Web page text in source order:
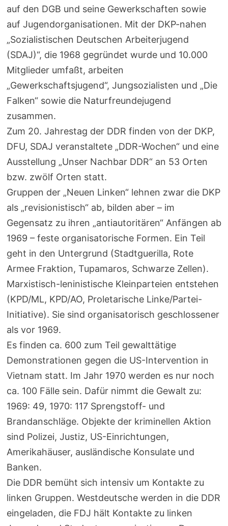
auf den DGB und seine Gewerkschaften sowie
auf Jugendorganisationen. Mit der DKP-nahen
„Sozialistischen Deutschen Arbeiterjugend
(SDAJ)“, die 1968 gegründet wurde und 10.000
Mitglieder umfaßt, arbeiten
„Gewerkschaftsjugend“, Jungsozialisten und „Die
Falken“ sowie die Naturfreundejugend
zusammen.
Zum 20. Jahrestag der DDR finden von der DKP,
DFU, SDAJ veranstaltete „DDR-Wochen“ und eine
Ausstellung „Unser Nachbar DDR“ an 53 Orten
bzw. zwölf Orten statt.
Gruppen der „Neuen Linken“ lehnen zwar die DKP
als „revisionistisch“ ab, bilden aber – im
Gegensatz zu ihren „antiautoritären“ Anfängen ab
1969 – feste organisatorische Formen. Ein Teil
geht in den Untergrund (Stadtguerilla, Rote
Armee Fraktion, Tupamaros, Schwarze Zellen).
Marxistisch-leninistische Kleinparteien entstehen
(KPD/ML, KPD/AO, Proletarische Linke/Partei-
Initiative). Sie sind organisatorisch geschlossener
als vor 1969.
Es finden ca. 600 zum Teil gewalttätige
Demonstrationen gegen die US-Intervention in
Vietnam statt. Im Jahr 1970 werden es nur noch
ca. 100 Fälle sein. Dafür nimmt die Gewalt zu:
1969: 49, 1970: 117 Sprengstoff- und
Brandanschläge. Objekte der kriminellen Aktion
sind Polizei, Justiz, US-Einrichtungen,
Amerikahäuser, ausländische Konsulate und
Banken.
Die DDR bemüht sich intensiv um Kontakte zu
linken Gruppen. Westdeutsche werden in die DDR
eingeladen, die FDJ hält Kontakte zu linken